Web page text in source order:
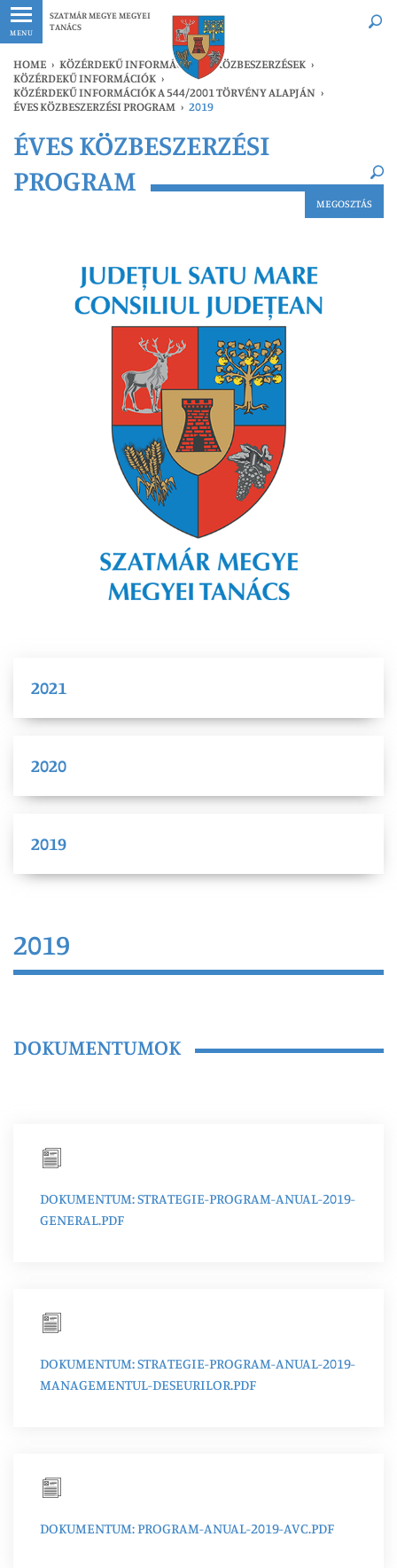
MENU
SZATMÁR MEGYE MEGYEI
TANÁCS
Legfrissebb Bármikor
HOME › KÖZÉRDEKŰ INFORMÁCIÓK › KÖZBESZERZÉSEK ›
KÖZÉRDEKŰ INFORMÁCIÓK ›
KÖZÉRDEKŰ INFORMÁCIÓK A 544/2001 TÖRVÉNY ALAPJÁN ›
ÉVES KÖZBESZERZÉSI PROGRAM › 2019
Legfrissebb Bármikor
ÉVES KÖZBESZERZÉSI
PROGRAM
MEGOSZTÁS
2021
2020
2019
2019
DOKUMENTUMOK
DOKUMENTUM: STRATEGIE-PROGRAM-ANUAL-2019-
GENERAL.PDF
DOKUMENTUM: STRATEGIE-PROGRAM-ANUAL-2019-
MANAGEMENTUL-DESEURILOR.PDF
DOKUMENTUM: PROGRAM-ANUAL-2019-AVC.PDF